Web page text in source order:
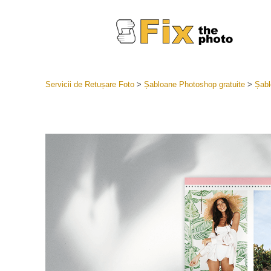
Servicii de
Servicii de Retușare Foto> Șabloane Photoshop gratuite>